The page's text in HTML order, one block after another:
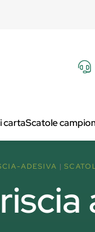
cartaScatole
ADESIVA